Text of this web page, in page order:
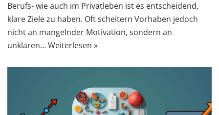
Berufs- wie auch im Privatleben ist es entscheidend,
klare Ziele zu haben. Oft scheitern Vorhaben jedoch
nicht an mangelnder Motivation, sondern an
unklaren…Weiterlesen »